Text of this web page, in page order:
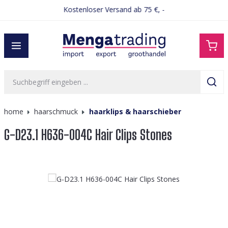
Kostenloser Versand ab 75 €, -
home haarschmuck haarklips & haarschieber
G-D23.1 H636-004C Hair Clips Stones
Bildergalerie überspringen